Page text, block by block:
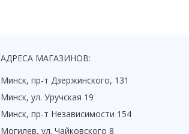
АДРЕСА МАГАЗИНОВ:
Минск, пр-т Дзержинского, 131
Минск, ул. Уручская 19
Минск, пр-т Независимости 154
Могилев, ул. Чайковского 8